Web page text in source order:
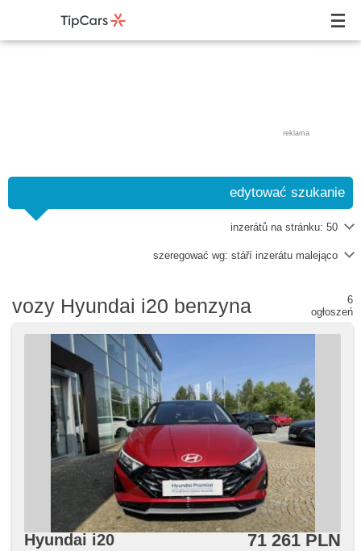
reklama
edytować szukanie
inzerátů na stránku: 50
szeregować wg: stáří inzerátu malejąco
vozy Hyundai i20 benzyna
6
ogłoszeń
Hyundai i20 71 261 PLN